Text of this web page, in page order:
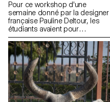
Pour ce workshop d'une
semaine donné par la designer
française Pauline Deltour, les
étudiants avaient pour
consigne d'utiliser la ligne
comme point de départ pour
mettre en forme et en volume
des objets réalisés uniquement
avec du fil métallique.